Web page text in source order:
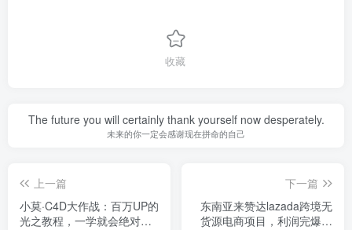
收藏
The future you will certainly thank yourself now desperately.
未来的你一定会感谢现在拼命的自己
上一篇
小莫·C4D大作战：百万UP的
光之教程，一学就会绝对不
下一篇
东南亚来赞达lazada跨境无
货源电商项目，利润完爆国